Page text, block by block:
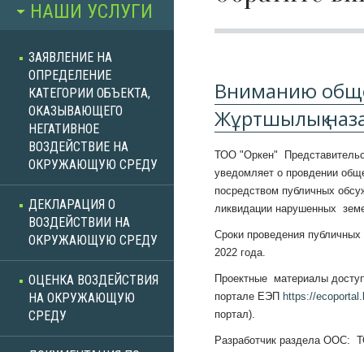
НАШИ УСЛУГИ
ЗАЯВЛЕНИЕ НА
ОПРЕДЕЛЕНИЕ
КАТЕГОРИИ ОБЪЕКТА,
ОКАЗЫВАЮЩЕГО
НЕГАТИВНОЕ
ВОЗДЕЙСТВИЕ НА
ОКРУЖАЮЩУЮ СРЕДУ
ДЕКЛАРАЦИЯ О
ВОЗДЕЙСТВИИ НА
ОКРУЖАЮЩУЮ СРЕДУ
ОЦЕНКА ВОЗДЕЙСТВИЯ
НА ОКРУЖАЮЩУЮ
СРЕДУ
Вниманию
Жұртшылық
ТОО "Оркен"
уведомляет о провдении
посредством публичных
ликвидации нарушенных
Сроки проведения
2022 года.
Проектные материалы
портале ЕЭП https://
портал).
Разработчик раздела ООС: